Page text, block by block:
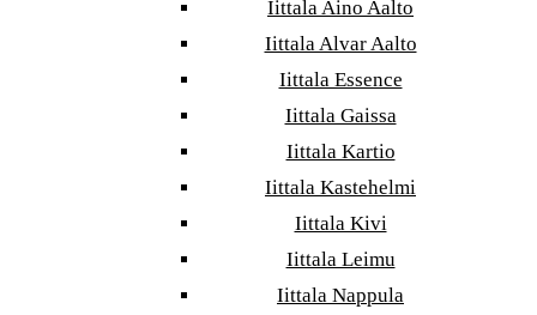
Iittala Aino Aalto
Iittala Alvar Aalto
Iittala Essence
Iittala Gaissa
Iittala Kartio
Iittala Kastehelmi
Iittala Kivi
Iittala Leimu
Iittala Nappula